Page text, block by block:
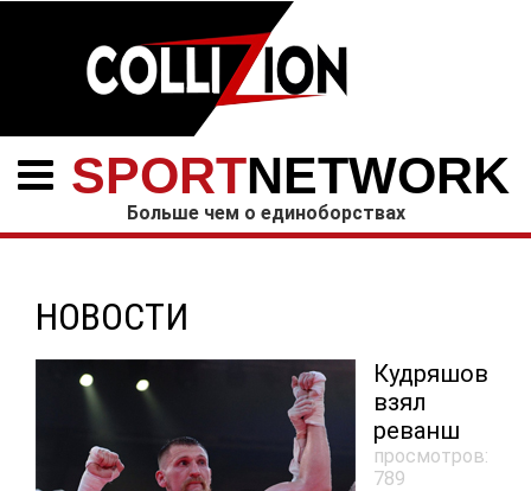
SPORTNETWORK
Больше чем о единоборствах
НОВОСТИ
Кудряшов
взял
реванш
просмотров:
789